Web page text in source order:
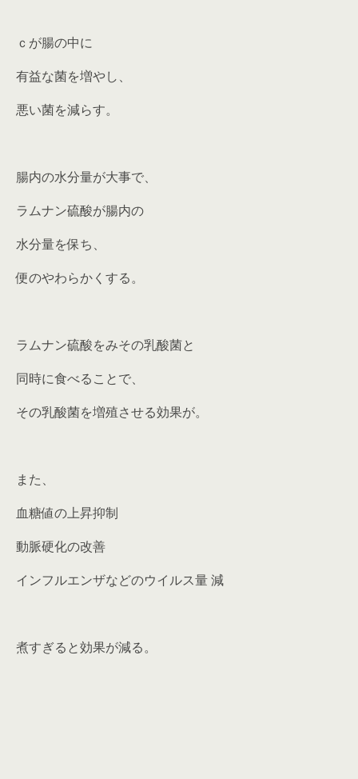
ｃが腸の中に
有益な菌を増やし、
悪い菌を減らす。
腸内の水分量が大事で、
ラムナン硫酸が腸内の
水分量を保ち、
便のやわらかくする。
ラムナン硫酸をみその乳酸菌と
同時に食べることで、
その乳酸菌を増殖させる効果が。
また、
血糖値の上昇抑制
動脈硬化の改善
インフルエンザなどのウイルス量 減
煮すぎると効果が減る。